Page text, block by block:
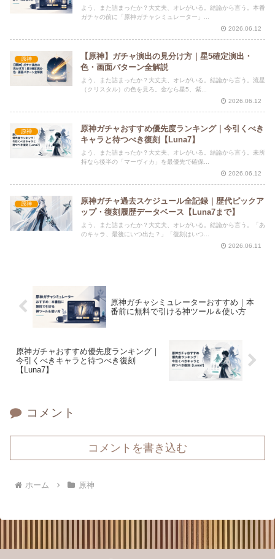
よう、また詰まったか？大丈夫、オレがいる。結論から言う。本番
ガチャの前に「原神ガチャシミュレーター」...
2026.06.12
原神
【原神】ガチャ演出の見分け方｜星5確定演出・
色・画面パターン全解説
よう、また詰まったか？大丈夫、オレがいる。結論から言う。流星
（クリスタル）の色を見ろ。金なら星5、紫...
2026.06.12
原神
原神ガチャおすすめ優先度ランキング｜今引くべき
キャラと待つべき復刻【Luna7】
よう、また詰まったか？大丈夫、オレがいる。結論から言う。未所
持なら後半の「マーヴィカ」を最優先で確保...
2026.06.12
原神
原神ガチャ過去スケジュール全記録｜歴代ピックア
ップ・復刻履歴データベース【Luna7まで】
よう、また詰まったか？大丈夫、オレがいる。結論から言う。「あ
のキャラ、最後にいつ出た？」「復刻はいつ...
2026.06.11
原神ガチャシミュレーターおすすめ｜本
番前に無料で引ける神ツール＆使い方
原神ガチャおすすめ優先度ランキング｜
今引くべきキャラと待つべき復刻
【Luna7】
コメント
コメントを書き込む
ホーム 原神